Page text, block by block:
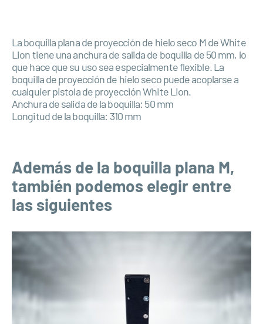
La boquilla plana de proyección de hielo seco M de White
Lion tiene una anchura de salida de boquilla de 50 mm, lo
que hace que su uso sea especialmente flexible. La
boquilla de proyección de hielo seco puede acoplarse a
cualquier pistola de proyección White Lion.
Anchura de salida de la boquilla: 50 mm
Longitud de la boquilla: 310 mm
Además de la boquilla plana M,
también podemos elegir entre
las siguientes